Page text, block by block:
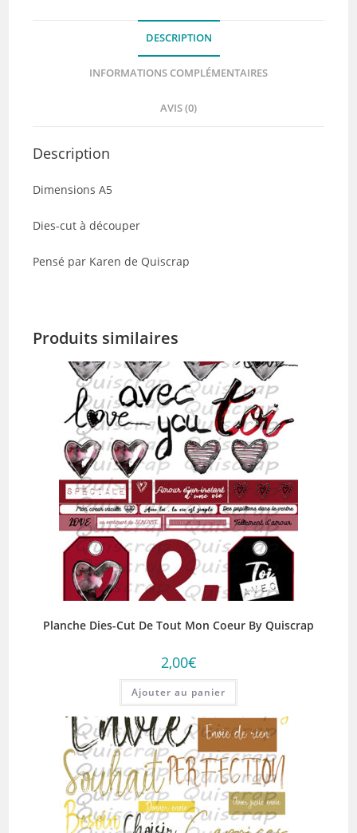
Quiscrap
DESCRIPTION
INFORMATIONS COMPLÉMENTAIRES
AVIS (0)
Description
Dimensions A5
Dies-cut à découper
Pensé par Karen de Quiscrap
Produits similaires
Planche Dies-Cut De Tout Mon Coeur By Quiscrap
2,00€
Ajouter au panier